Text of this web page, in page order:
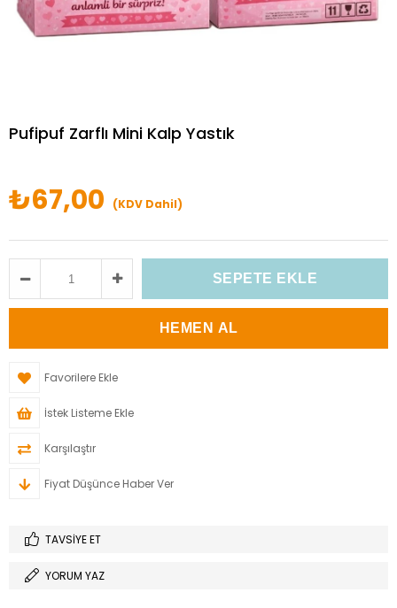
Pufipuf Zarflı Mini Kalp Yastık
₺67,00 (KDV Dahil)
Favorilere Ekle
İstek Listeme Ekle
Karşılaştır
Fiyat Düşünce Haber Ver
TAVSIYE ET
YORUM YAZ